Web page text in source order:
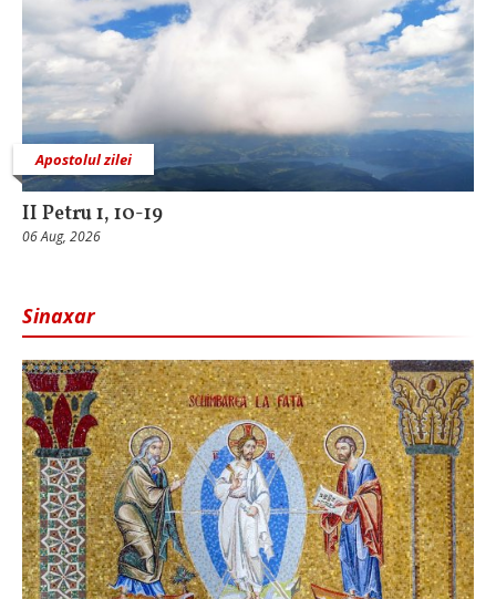
Apostolul zilei
II Petru 1, 10-19
06 Aug, 2026
Sinaxar